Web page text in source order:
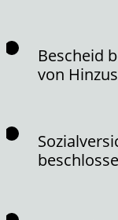
Bescheid
von